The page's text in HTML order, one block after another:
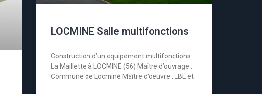
LOCMINE Salle multifonctions
Construction d’un équipement multifonctions
La Maillette à LOCMINE (56) Maître d’ouvrage :
Commune de Locminé Maître d’oeuvre : LBL et